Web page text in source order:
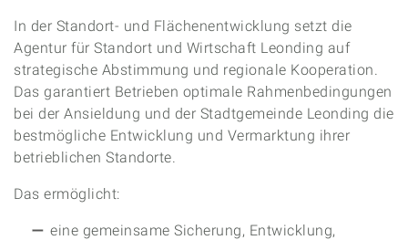
In der Standort- und Flächenentwicklung setzt die
Agentur für Standort und Wirtschaft Leonding auf
strategische Abstimmung und regionale Kooperation.
Das garantiert Betrieben optimale Rahmenbedingungen
bei der Ansieldung und der Stadtgemeinde Leonding die
bestmögliche Entwicklung und Vermarktung ihrer
betrieblichen Standorte.
Das ermöglicht:
eine gemeinsame Sicherung, Entwicklung,